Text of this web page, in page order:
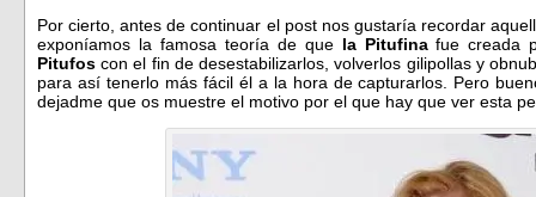
Por cierto, antes de continuar el post nos gustaría recordar
exponíamos la famosa teoría de que la Pitufinafue creada
Pitufoscon el fin de desestabilizarlos, volverlos gilipollas y
para así tenerlo más fácil él a la hora de capturarlos. Pero
dejadme que os muestre el motivo por el que hay que ver esta